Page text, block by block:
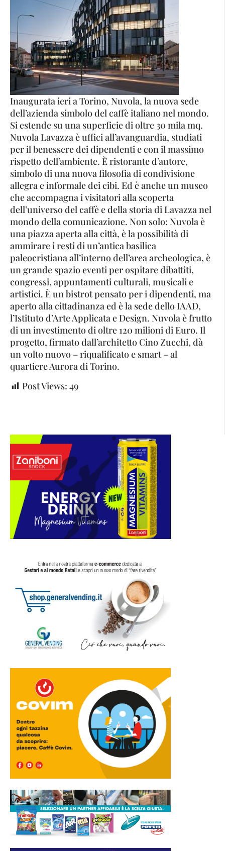
Inaugurata ieri a Torino, Nuvola, la nuova sede
dell’azienda simbolo del caffè italiano nel mondo.
Si estende su una superficie di oltre 30 mila mq.
Nuvola Lavazza è uffici all’avanguardia, studiati
per il benessere dei dipendenti e con il massimo
rispetto dell’ambiente. È ristorante d’autore,
simbolo di una nuova filosofia di condivisione
allegra e informale dei cibi. Ed è anche un museo
che accompagna i visitatori alla scoperta
dell’universo del caffè e della storia di Lavazza nel
mondo della comunicazione. Non solo: Nuvola è
una piazza aperta alla città, è la possibilità di
ammirare i resti di un’antica basilica
paleocristiana all’interno dell’area archeologica, è
un grande spazio eventi per ospitare dibattiti,
congressi, appuntamenti culturali, musicali e
artistici. È un bistrot pensato per i dipendenti, ma
aperto alla cittadinanza ed è la sede dello IAAD,
l’Istituto d’Arte Applicata e Design. Nuvola è frutto
di un investimento di oltre 120 milioni di Euro. Il
progetto, firmato dall’architetto Cino Zucchi, dà
un volto nuovo – riqualificato e smart – al
quartiere Aurora di Torino.
Post Views: 49